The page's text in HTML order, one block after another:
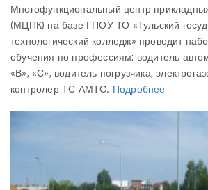
Многофункциональный центр
(МЦПК) на базе ГПОУ ТО «Тульский
технологический колледж» проводит
обучения по профессиям: водитель
«В», «С», водитель погрузчика,
контролер ТС АМТС. Подробнее